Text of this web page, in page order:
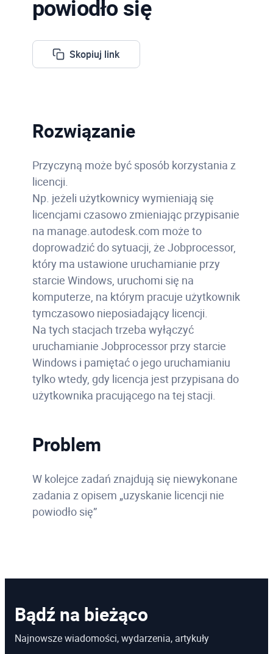
powiodło się
Skopiuj link
Problem
W kolejce zadań znajdują się niewykonane
zadania z opisem „uzyskanie licencji nie
powiodło się”
Rozwiązanie
Przyczyną może być sposób korzystania z
licencji.
Np. jeżeli użytkownicy wymieniają się
licencjami czasowo zmieniając przypisanie
na manage.autodesk.com może to
doprowadzić do sytuacji, że Jobprocessor,
który ma ustawione uruchamianie przy
starcie Windows, uruchomi się na
komputerze, na którym pracuje użytkownik
tymczasowo nieposiadający licencji.
Na tych stacjach trzeba wyłączyć
uruchamianie Jobprocessor przy starcie
Windows i pamiętać o jego uruchamianiu
tylko wtedy, gdy licencja jest przypisana do
użytkownika pracującego na tej stacji.
Bądź na bieżąco
Najnowsze wiadomości, wydarzenia, artykuły